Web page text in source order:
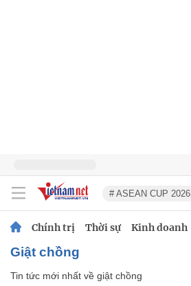
# ASEAN CUP 2026
Chính trị Thời sự Kinh doanh
giật chồng
Tin tức mới nhất về giật chồng